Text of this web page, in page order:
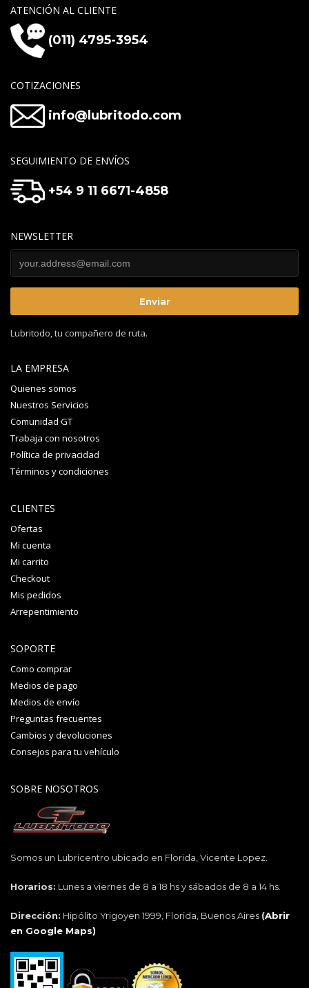
ATENCIÓN AL CLIENTE
(011) 4795-3954
COTIZACIONES
info@lubritodo.com
SEGUIMIENTO DE ENVÍOS
+54 9 11 6671-4858
NEWSLETTER
Lubritodo, tu compañero de ruta.
LA EMPRESA
Quienes somos
Nuestros Servicios
Comunidad GT
Trabaja con nosotros
Política de privacidad
Términos y condiciones
CLIENTES
Ofertas
Mi cuenta
Mi carrito
Checkout
Mis pedidos
Arrepentimiento
SOPORTE
Como comprar
Medios de pago
Medios de envío
Preguntas frecuentes
Cambios y devoluciones
Consejos para tu vehículo
SOBRE NOSOTROS
Somos un Lubricentro ubicado en Florida, Vicente Lopez.
Horarios: Lunes a viernes de 8 a 18 hs y sábados de 8 a 14 hs.
Dirección: Hipólito Yrigoyen 1999, Florida, Buenos Aires (Abrir
en Google Maps)